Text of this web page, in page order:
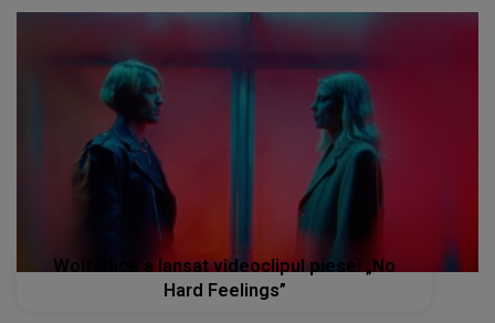
Wolf Alice a lansat videoclipul piesei „No
Hard Feelings”